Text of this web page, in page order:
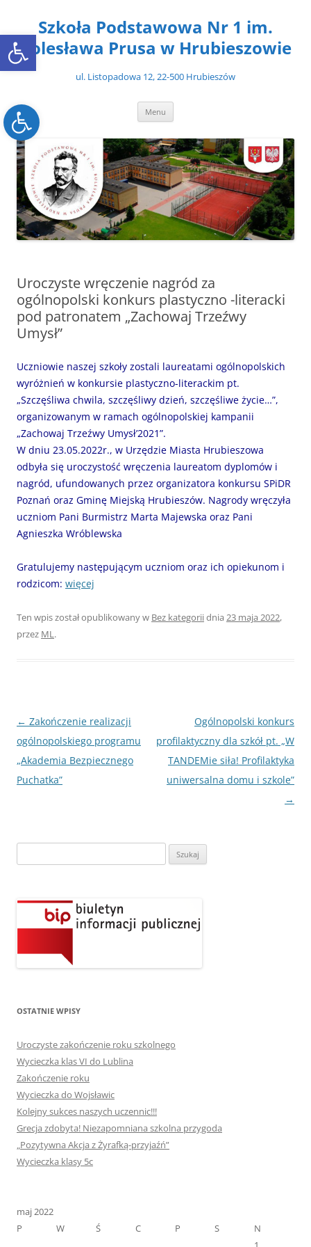
Open toolbar
Open toolbar
treściSzkoła Podstawowa Nr 1 im.
Bolesława Prusa w Hrubieszowie
ul. Listopadowa 12, 22-500 Hrubieszów
Menu
Uroczyste wręczenie nagród za
ogólnopolski konkurs plastyczno -literacki
pod patronatem „Zachowaj Trzeźwy
Umysł”
Uczniowie naszej szkoły zostali laureatami ogólnopolskich
wyróżnień w konkursie plastyczno-literackim pt.
„Szczęśliwa chwila, szczęśliwy dzień, szczęśliwe życie…”,
organizowanym w ramach ogólnopolskiej kampanii
„Zachowaj Trzeźwy Umysł’2021”.
W dniu 23.05.2022r., w Urzędzie Miasta Hrubieszowa
odbyła się uroczystość wręczenia laureatom dyplomów i
nagród, ufundowanych przez organizatora konkursu SPiDR
Poznań oraz Gminę Miejską Hrubieszów. Nagrody wręczyła
uczniom Pani Burmistrz Marta Majewska oraz Pani
Agnieszka Wróblewska
Gratulujemy następującym uczniom oraz ich opiekunom i
rodzicom: więcej
Ten wpis został opublikowany w Bez kategoriidnia 23 maja 2022,
przez ML.
Nawigacja
wpisu
← Zakończenie realizacji
ogólnopolskiego programu
„Akademia Bezpiecznego
Puchatka”
Ogólnopolski konkurs
profilaktyczny dla szkół pt. „W
TANDEMie siła! Profilaktyka
uniwersalna domu i szkole”
→
OSTATNIE WPISY
Uroczyste zakończenie roku szkolnego
Wycieczka klas VI do Lublina
Zakończenie roku
Wycieczka do Wojsławic
Kolejny sukces naszych uczennic!!!
Grecja zdobyta! Niezapomniana szkolna przygoda
„Pozytywna Akcja z Żyrafką-przyjaźń”
Wycieczka klasy 5c
maj 2022
P
W Ś C P S
N